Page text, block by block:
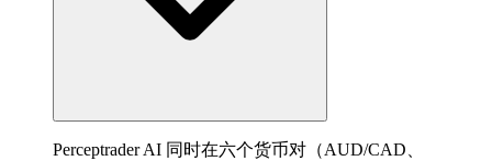
Perceptrader AI 同时在六个货币对（AUD/CAD、